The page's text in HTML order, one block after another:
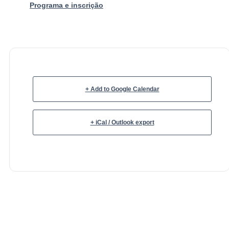
Programa e inscrição
+ Add to Google Calendar
+ iCal / Outlook export